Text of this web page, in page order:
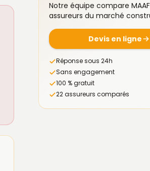
Notre équipe compare
assureurs du marché
Devis en ligne
Réponse sous 24h
Sans engagement
100 % gratuit
22 assureurs comparés